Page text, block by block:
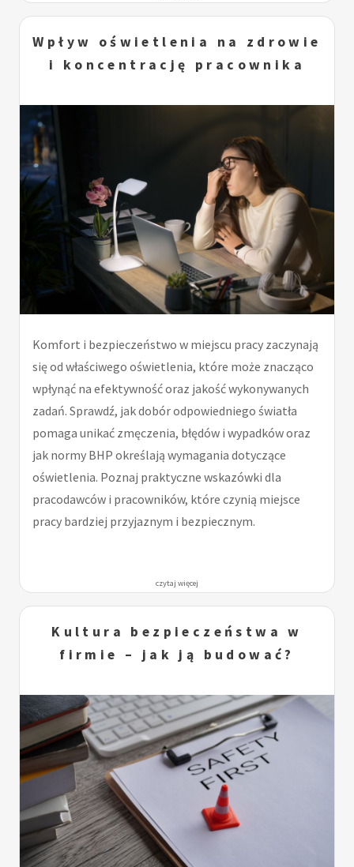
Wpływ oświetlenia na zdrowie
i koncentrację pracownika
Komfort i bezpieczeństwo w miejscu pracy zaczynają
się od właściwego oświetlenia, które może znacząco
wpłynąć na efektywność oraz jakość wykonywanych
zadań. Sprawdź, jak dobór odpowiedniego światła
pomaga unikać zmęczenia, błędów i wypadków oraz
jak normy BHP określają wymagania dotyczące
oświetlenia. Poznaj praktyczne wskazówki dla
pracodawców i pracowników, które czynią miejsce
pracy bardziej przyjaznym i bezpiecznym.
czytaj więcej
Kultura bezpieczeństwa w
firmie – jak ją budować?